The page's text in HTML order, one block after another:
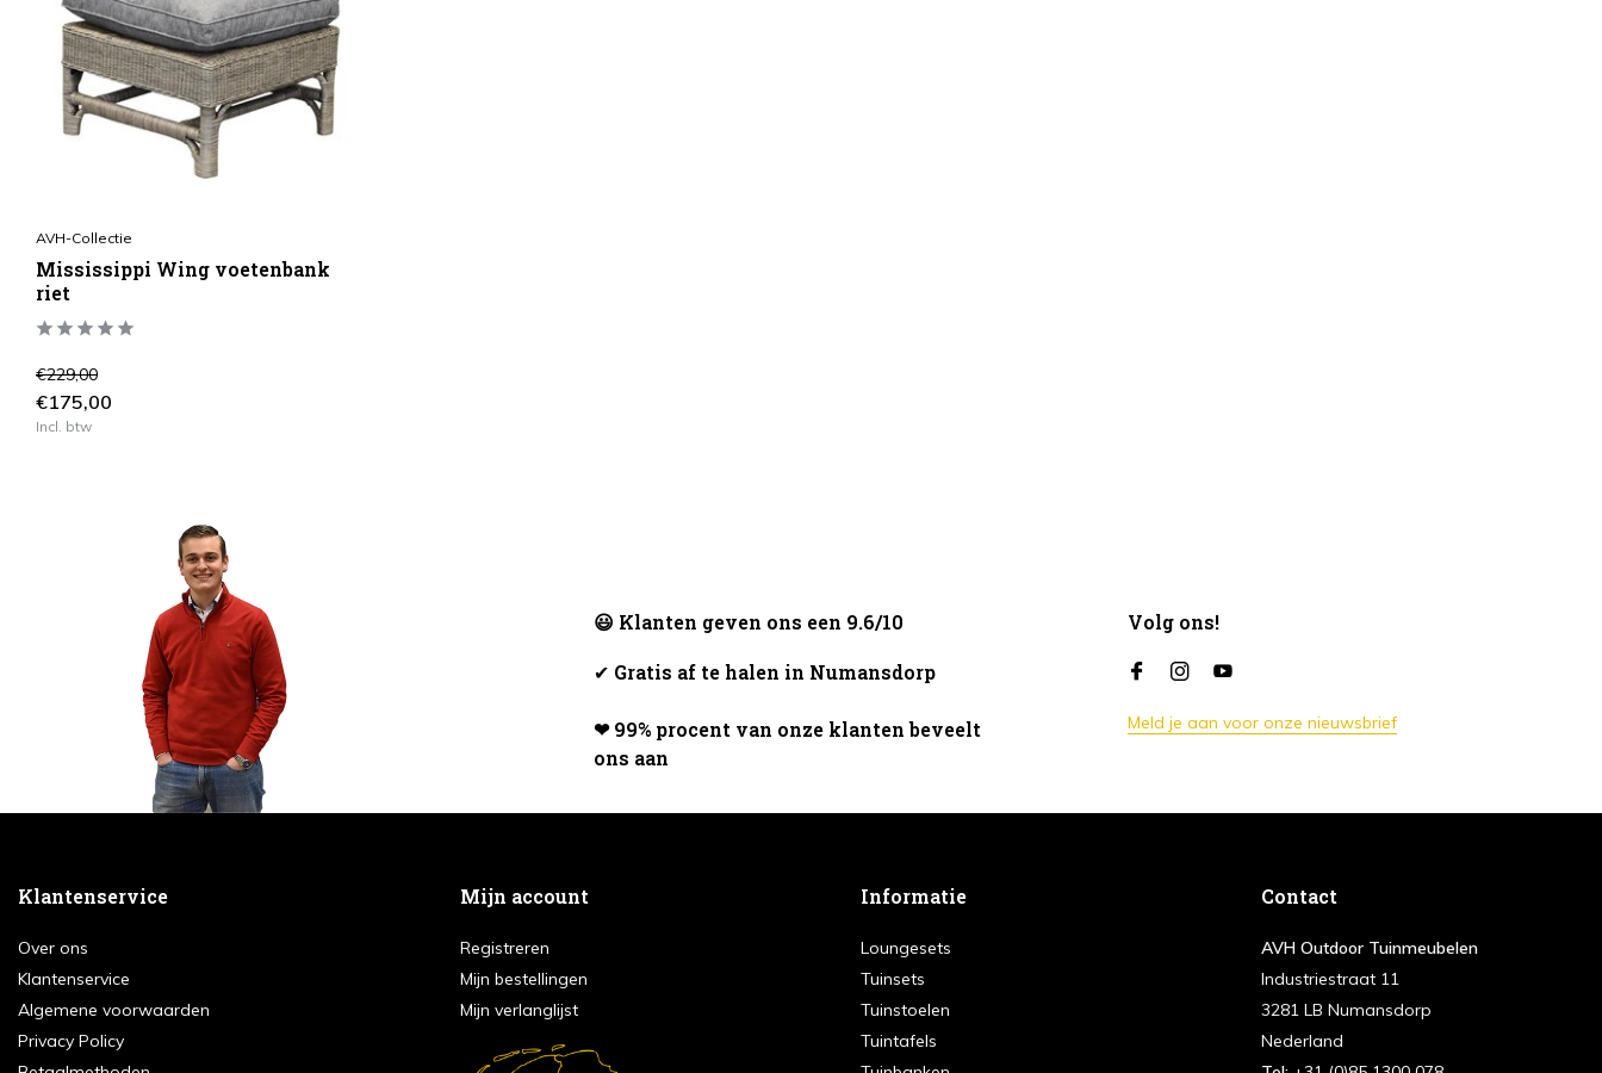
AVH-Collectie
Mississippi Wing voetenbank
riet
€229,00
€175,00
Incl. btw
😃 Klanten geven ons een 9.6/10
✔ Gratis af te halen in Numansdorp
❤ 99% procent van onze klanten beveelt
ons aan
Volg ons!
Meld je aan voor onze nieuwsbrief
Klantenservice
Over ons
Klantenservice
Algemene voorwaarden
Privacy Policy
Mijn account
Registreren
Mijn bestellingen
Mijn verlanglijst
Informatie
Loungesets
Tuinsets
Tuinstoelen
Tuintafels
Contact
AVH Outdoor Tuinmeubelen
Industriestraat 11
3281 LB Numansdorp
Nederland